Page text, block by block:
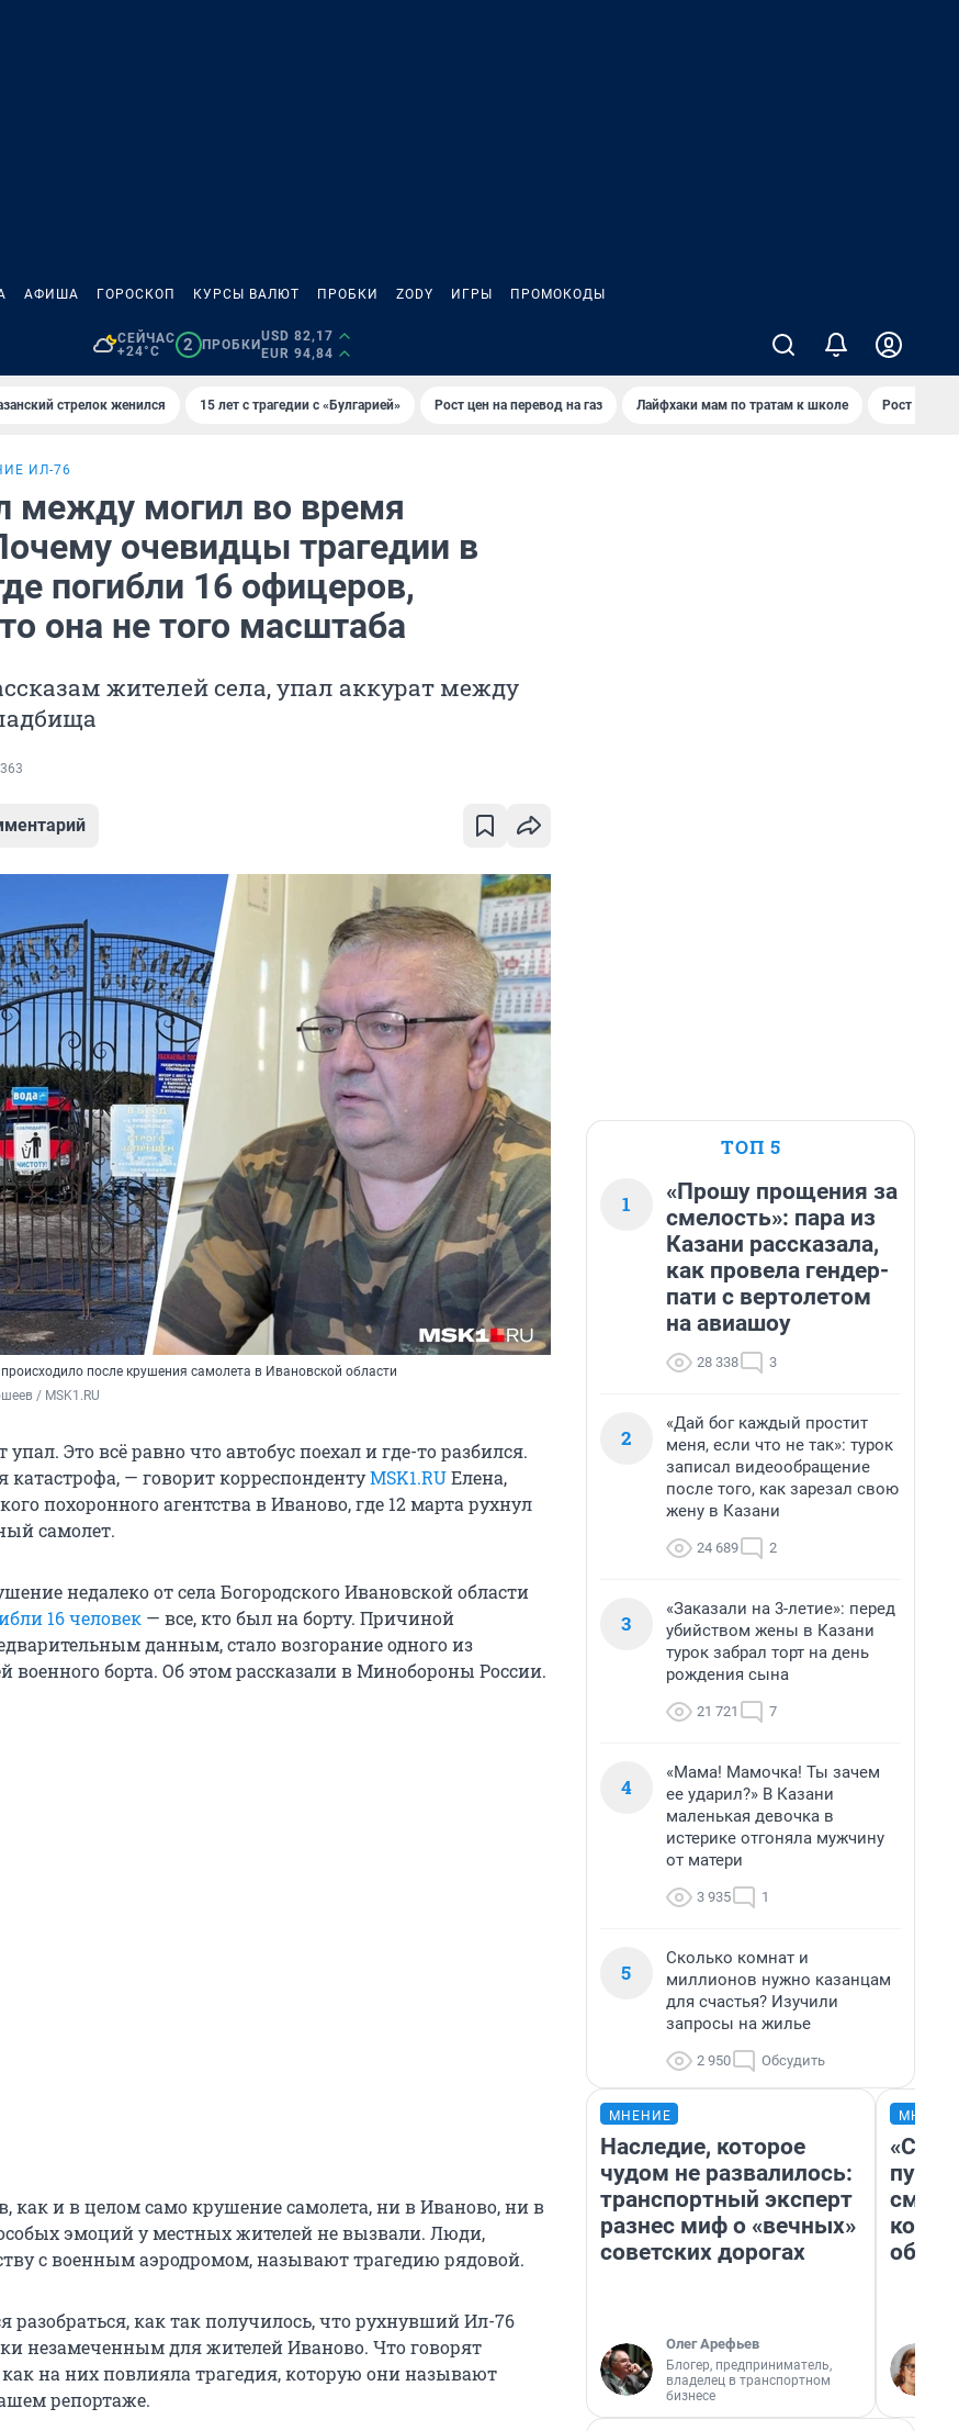
АФИША ГОРОСКОП КУРСЫ ВАЛЮТ ПРОБКИ ZODY ИГРЫ ПРОМОКОДЫ
СЕЙЧАС
+24°C
2 ПРОБКИ
USD 82,17
EUR 94,84
стрелок женился 15 лет с трагедии с «Булгарией» Рост цен на перевод на газ Лайфхаки мам по тратам к школе Рост цен на
ИЛ-76
между могил во время
очевидцы трагедии в
погибли 16 офицеров,
она не того масштаба
жителей села, упал аккурат между
после крушения самолета в Ивановской области
/ MSK1.RU
Это всё равно что автобус поехал и где-то разбился.
катастрофа, — говорит корреспондентуMSK1.RUЕлена,
похоронного агентства в Иваново, где 12 марта рухнул
самолет.
недалеко от села Богородского Ивановской области
16 человек — все, кто был на борту. Причиной
данным, стало возгорание одного из
военного борта. Об этом рассказали в Минобороны России.
как и в целом само крушение самолета, ни в Иваново, ни в
эмоций у местных жителей не вызвали. Люди,
с военным аэродромом, называют трагедию рядовой.
разобраться, как так получилось, что рухнувший Ил-76
незамеченным для жителей Иваново. Что говорят
на них повлияла трагедия, которую они называют
репортаже.
ТОП 5
1
«Прошу прощения за
смелость»: пара из
Казани рассказала,
как провела гендер-
пати с вертолетом
на авиашоу
28 338 3
2
«Дай бог каждый простит
меня, если что не так»: турок
записал видеообращение
после того, как зарезал свою
жену в Казани
24 689 2
3
«Заказали на 3-летие»: перед
убийством жены в Казани
турок забрал торт на день
рождения сына
21 721 7
4
«Мама! Мамочка! Ты зачем
ее ударил?» В Казани
маленькая девочка в
истерике отгоняла мужчину
от матери
3 935 1
5
Сколько комнат и
миллионов нужно казанцам
для счастья? Изучили
запросы на жилье
2 950 Обсудить
МНЕНИЕ
Наследие, которое
чудом не развалилось:
транспортный эксперт
разнес миф о «вечных»
советских дорогах
Олег Арефьев
Блогер, предприниматель,
владелец в транспортном
бизнесе